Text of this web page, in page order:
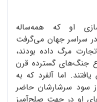
او که همه‌ساله
سراسر جهان می‌گرفت
مرگ داده بودند،
جنگ‌های گسترده قرن
اما آلفرد که به
سود سرشارشان حاضر
او در جهت صلح‌آمیز